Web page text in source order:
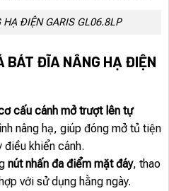
HẠ ĐIỆN GARIS GL06.8LP
BÁT ĐĨA NÂNG HẠ ĐIỆN
cấu cánh mở trượt lên tự
nâng hạ, giúp đóng mở tủ tiện
điều khiển cánh.
nút nhấn đa điểm mặt đáy, thao
với sử dụng hằng ngày.